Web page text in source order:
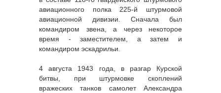
авиационного полка 225-й штурмовой
авиационной дивизии. Сначала был
командиром звена, а через некоторое
время - заместителем, а затем и
командиром эскадрильи.
4 августа 1943 года, в разгар Курской
битвы, при штурмовке скоплений
вражеских танков самолет Александра